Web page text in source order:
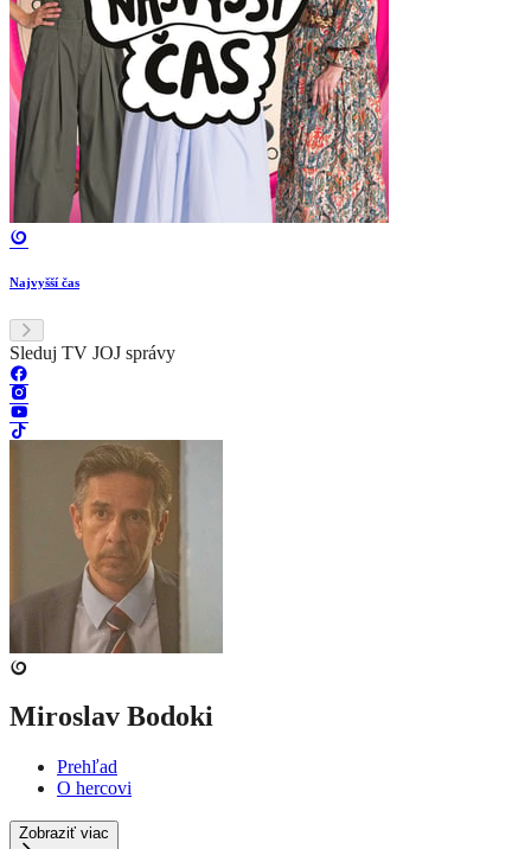
Najvyšší čas
Sleduj TV JOJ správy
Miroslav Bodoki
Prehľad
O hercovi
Zobraziť viac